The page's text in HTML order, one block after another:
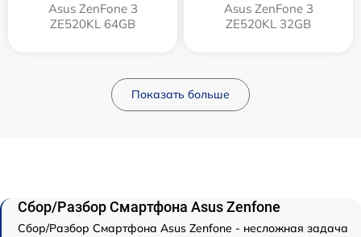
Asus ZenFone 3
ZE520KL 64GB
Asus ZenFone 3
ZE520KL 32GB
Показать больше
Сбор/Разбор Смартфона Asus Zenfone
Сбор/Разбор Смартфона Asus Zenfone - несложная задача